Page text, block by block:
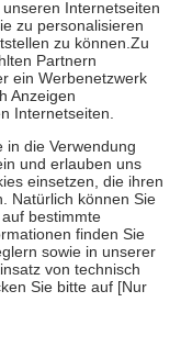
Apotheken.
beträgt die
Euro je
eigene Gesundheit zu
zu unterstützen,
18. Lebensjahr
die von der